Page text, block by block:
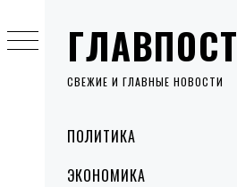
ГЛАВПОСТ
СВЕЖИЕ И ГЛАВНЫЕ НОВОСТИ
MenuПОЛИТИКА
ЭКОНОМИКА
to
content